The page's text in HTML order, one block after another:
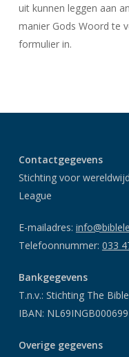
uit kunnen leggen aan
manier Gods Woord te
formulier in.
Contactgegevens
Stichting voor
League
E-mailadres:
Telefoonnummer: 033
Bankgegevens
T.n.v.: Stichting The
IBAN:
Overige gegevens